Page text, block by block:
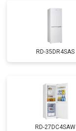
RD-35DR4SAS
RD-27DC4SAW